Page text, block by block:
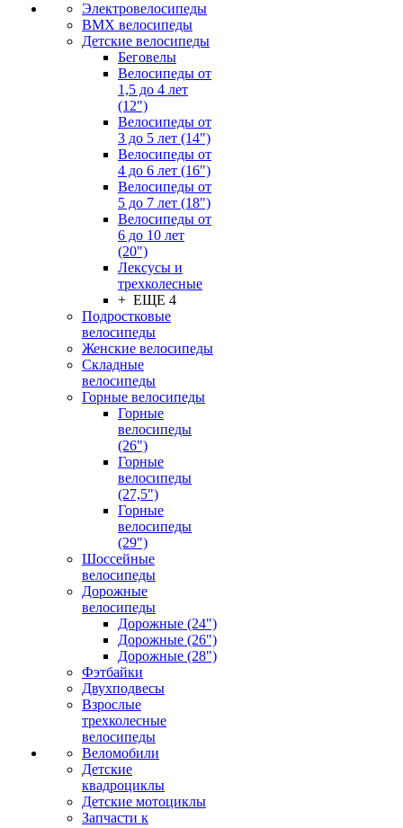
Электровелосипеды
BMX велосипеды
Детские велосипеды
Беговелы
Велосипеды от
1,5 до 4 лет
(12")
Велосипеды от
3 до 5 лет (14")
Велосипеды от
4 до 6 лет (16")
Велосипеды от
5 до 7 лет (18")
Велосипеды от
6 до 10 лет
(20")
Лексусы и
трехколесные
+ ЕЩЕ 4
Подростковые
велосипеды
Женские велосипеды
Складные
велосипеды
Горные велосипеды
Горные
велосипеды
(26")
Горные
велосипеды
(27,5")
Горные
велосипеды
(29")
Шоссейные
велосипеды
Дорожные
велосипеды
Дорожные (24")
Дорожные (26")
Дорожные (28")
Фэтбайки
Двухподвесы
Взрослые
трехколесные
велосипеды
Веломобили
Детские
квадроциклы
Детские мотоциклы
Запчасти к